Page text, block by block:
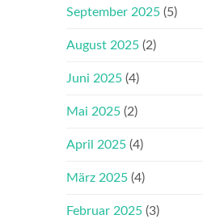
September 2025 (5)
August 2025 (2)
Juni 2025 (4)
Mai 2025 (2)
April 2025 (4)
März 2025 (4)
Februar 2025 (3)